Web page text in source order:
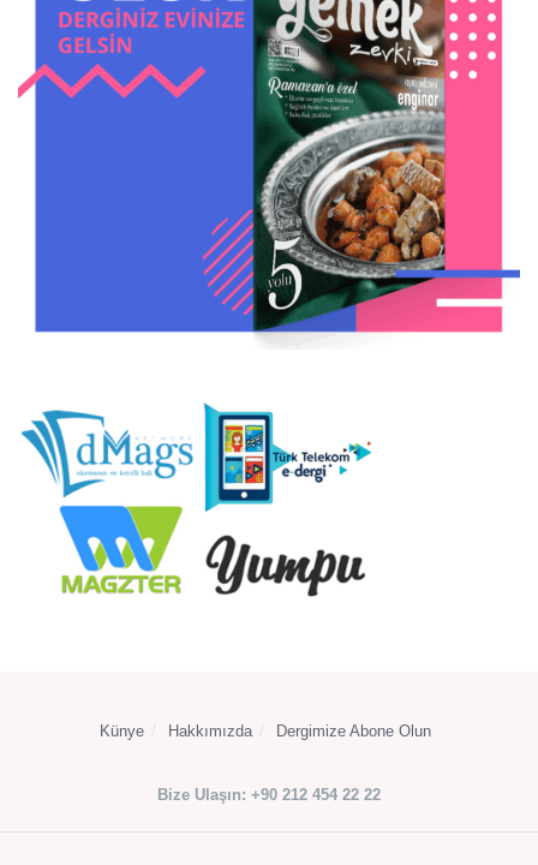
Künye Hakkımızda Dergimize Abone Olun
Bize Ulaşın: +90 212 454 22 22